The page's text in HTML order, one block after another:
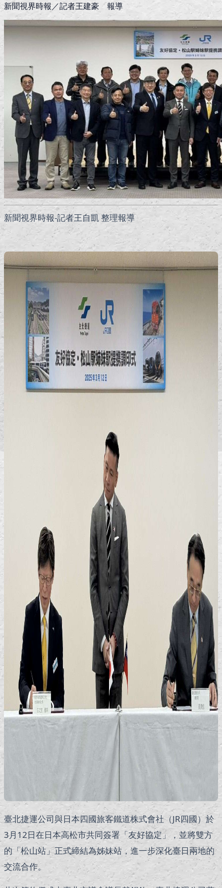
新聞視界時報／記者王建豪 報導
新聞視界時報-記者王自凱 整理報導
臺北捷運公司與日本四國旅客鐵道株式會社（JR四國）於
3月12日在日本高松市共同簽署「友好協定」，並將雙方
的「松山站」正式締結為姊妹站，進一步深化臺日兩地的
交流合作。